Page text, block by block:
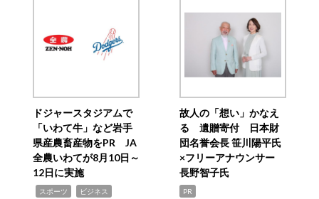
ドジャースタジアムで
「いわて牛」など岩手
県産農畜産物をPR JA
全農いわてが8月10日～
12日に実施
スポーツ ビジネス
故人の「想い」かなえ
る 遺贈寄付 日本財
団名誉会長 笹川陽平氏
×フリーアナウンサー
長野智子氏
PR